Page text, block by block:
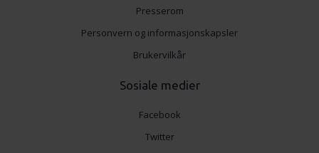
Presserom
Personvern og informasjonskapsler
Brukervilkår
Sosiale medier
Facebook
Twitter